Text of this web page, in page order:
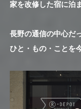
家を改修した宿に泊
長野の通信の中心だ
ひと・もの・ことを